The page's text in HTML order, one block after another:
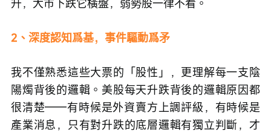
升，大市下跌它橫盤，弱勢股一律不看。
2、深度認知爲基，事件驅動爲矛
我不僅熟悉這些大票的「股性」，更理解每一支陰
陽燭背後的邏輯。美股每天升跌背後的邏輯原因都
很清楚——有時候是外資賣方上調評級，有時候是
產業消息，只有對升跌的底層邏輯有獨立判斷，才